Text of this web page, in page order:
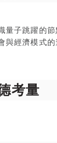
量子跳躍的節
與經濟模式的
考量